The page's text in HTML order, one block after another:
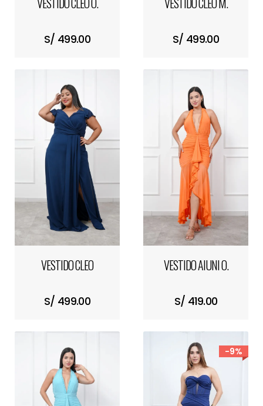
S/ 499.00 S/ 499.00
VESTIDO CLEO
S/ 499.00
VESTIDO AIUNI O.
S/ 419.00
-9%